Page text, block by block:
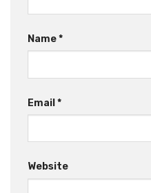
Name*
Email *
Website